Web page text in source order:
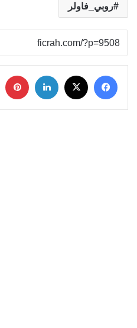
روبي_فاولر
فيسبوك لينكدإن